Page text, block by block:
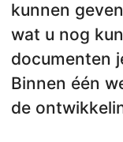
kunnen
wat u nog
documenten
Binnen één
de